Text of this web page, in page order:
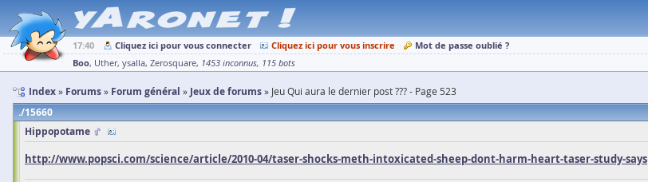
17:40 Cliquez ici pour vous connecter Cliquez ici pour vous inscrire
Mot de passe oublié ?
Boo Uther ysalla Zerosquare 1453 inconnus 115 bots
Index Forums Forum général Jeux de forums Jeu Qui aura le dernier post ??? - Page 523
15660
Hippopotame
http://www.popsci.com/science/article/2010-04/taser-shocks-meth-intoxicated-sheep-dont-harm-heart-taser-study-says